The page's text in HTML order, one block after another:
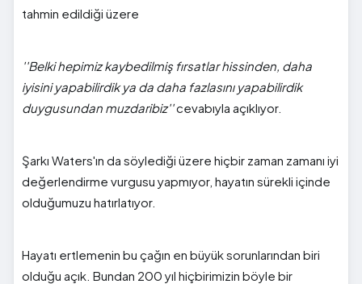
tahmin edildiği üzere
''Belki hepimiz kaybedilmiş fırsatlar hissinden, daha
iyisini yapabilirdik ya da daha fazlasını yapabilirdik
duygusundan muzdaribiz''cevabıyla açıklıyor.
Şarkı Waters'ın da söylediği üzere hiçbir zaman zamanı iyi
değerlendirme vurgusu yapmıyor, hayatın sürekli içinde
olduğumuzu hatırlatıyor.
Hayatı ertlemenin bu çağın en büyük sorunlarından biri
olduğu açık. Bundan 200 yıl hiçbirimizin böyle bir